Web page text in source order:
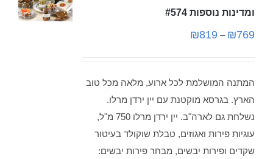
ומדינות נוספות #574
₪769
–
₪819
המתנה המושלמת לכל ארוע, מלאה מכל טוב
הארץ. בגרסא מוקטנת עם יין ירדן מרלו.
נשלחת גם לארה"ב. יין ירדן מרלו 750 מ"ל,
עוגיות פירות ואגוזים, טבלת שוקולד בעיטור
שקדים ופירות יבשים, מבחר פירות יבשים: